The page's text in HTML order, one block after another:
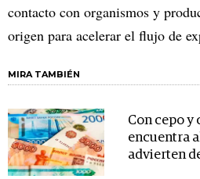
contacto con organismos y
origen para acelerar el flujo de
MIRA TAMBIÉN
Con cepo y
encuentra
advierten